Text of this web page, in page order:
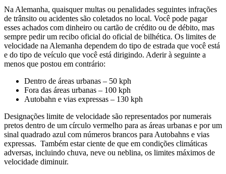
Na Alemanha, quaisquer multas ou penalidades seguintes infrações
de trânsito ou acidentes são coletados no local. Você pode pagar
esses achados com dinheiro ou cartão de crédito ou de débito, mas
sempre pedir um recibo oficial do oficial de bilhética. Os limites de
velocidade na Alemanha dependem do tipo de estrada que você está
e do tipo de veículo que você está dirigindo. Aderir à seguinte a
menos que postou em contrário:
Dentro de áreas urbanas – 50 kph
Fora das áreas urbanas – 100 kph
Autobahn e vias expressas – 130 kph
Designações limite de velocidade são representados por numerais
pretos dentro de um círculo vermelho para as áreas urbanas e por um
sinal quadrado azul com números brancos para Autobahns e vias
expressas. Também estar ciente de que em condições climáticas
adversas, incluindo chuva, neve ou neblina, os limites máximos de
velocidade diminuir.